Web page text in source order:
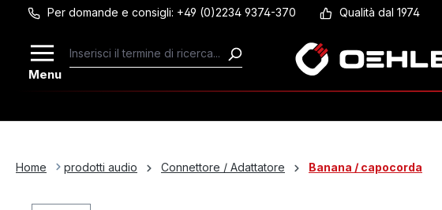
Passa al contenuto principale
Per domande e consigli: +49 (0)2234 9374-370 Qualità dal 1974
Menu
Home prodotti audio Connettore / Adattatore Banana / capocorda